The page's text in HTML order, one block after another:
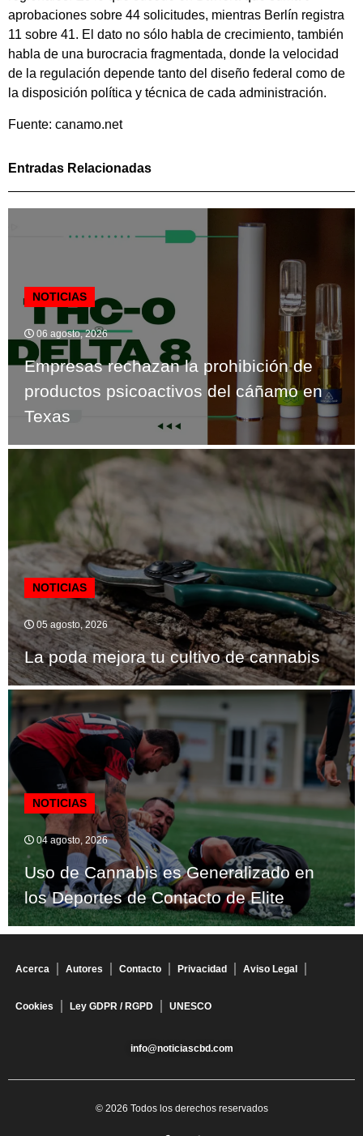
aprobaciones sobre 44 solicitudes, mientras Berlín registra
11 sobre 41. El dato no sólo habla de crecimiento, también
habla de una burocracia fragmentada, donde la velocidad
de la regulación depende tanto del diseño federal como de
la disposición política y técnica de cada administración.
Fuente: canamo.net
Entradas Relacionadas
NOTICIAS
06 agosto, 2026
Empresas rechazan la prohibición de
productos psicoactivos del cáñamo en
Texas
NOTICIAS
05 agosto, 2026
La poda mejora tu cultivo de cannabis
NOTICIAS
04 agosto, 2026
Uso de Cannabis es Generalizado en
los Deportes de Contacto de Elite
Acerca Autores Contacto Privacidad Aviso Legal
Cookies Ley GDPR / RGPD UNESCO
info@noticiascbd.com
© 2026 Todos los derechos reservados